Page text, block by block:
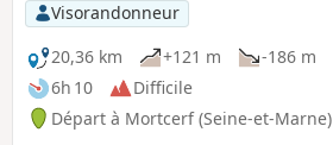
Visorandonneur
20,36 km
+121 m
-186 m
6h 10
Difficile
Départ à Mortcerf (Seine-et-Marne)